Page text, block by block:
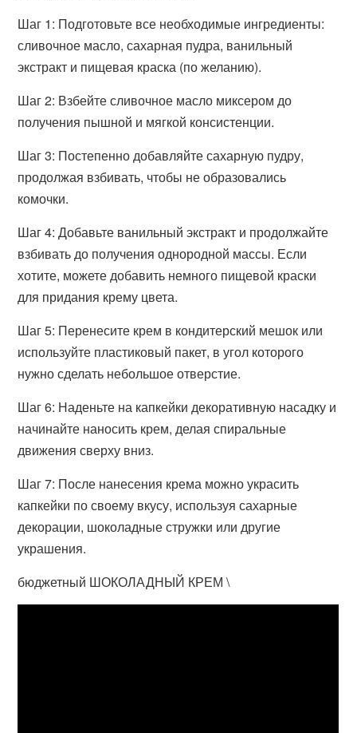
Шаг 1: Подготовьте все необходимые ингредиенты:
сливочное масло, сахарная пудра, ванильный
экстракт и пищевая краска (по желанию).
Шаг 2: Взбейте сливочное масло миксером до
получения пышной и мягкой консистенции.
Шаг 3: Постепенно добавляйте сахарную пудру,
продолжая взбивать, чтобы не образовались
комочки.
Шаг 4: Добавьте ванильный экстракт и продолжайте
взбивать до получения однородной массы. Если
хотите, можете добавить немного пищевой краски
для придания крему цвета.
Шаг 5: Перенесите крем в кондитерский мешок или
используйте пластиковый пакет, в угол которого
нужно сделать небольшое отверстие.
Шаг 6: Наденьте на капкейки декоративную насадку и
начинайте наносить крем, делая спиральные
движения сверху вниз.
Шаг 7: После нанесения крема можно украсить
капкейки по своему вкусу, используя сахарные
декорации, шоколадные стружки или другие
украшения.
бюджетный ШОКОЛАДНЫЙ КРЕМ \